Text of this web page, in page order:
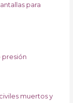
para
presión
muertos y